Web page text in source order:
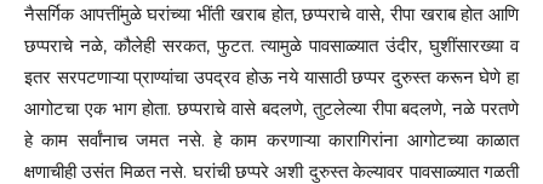
नैसर्गिक आपत्तींमुळे घरांच्या भींती खराब होत, छप्पराचे वासे, रीपा खराब होत आणि
छप्पराचे नळे, कौलेही सरकत, फुटत. त्यामुळे पावसाळ्यात उंदीर, घुशींसारख्या व
इतर सरपटणाऱ्या प्राण्यांचा उपद्रव होऊ नये यासाठी छप्पर दुरुस्त करून घेणे हा
आगोटचा एक भाग होता. छप्पराचे वासे बदलणे, तुटलेल्या रीपा बदलणे, नळे परतणे
हे काम सर्वांनाच जमत नसे. हे काम करणाऱ्या कारागिरांना आगोटच्या काळात
क्षणाचीही उसंत मिळत नसे. घरांची छप्परे अशी दुरुस्त केल्यावर पावसाळ्यात गळती